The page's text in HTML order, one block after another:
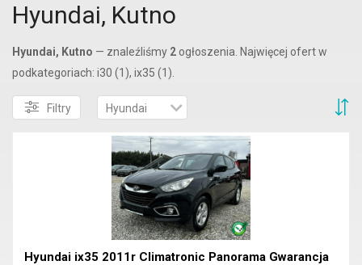
Hyundai, Kutno
Hyundai, Kutno — znaleźliśmy 2 ogłoszenia. Najwięcej ofert w
podkategoriach: i30 (1), ix35 (1).
Filtry Hyundai
Hyundai ix35 2011r Climatronic Panorama Gwarancja